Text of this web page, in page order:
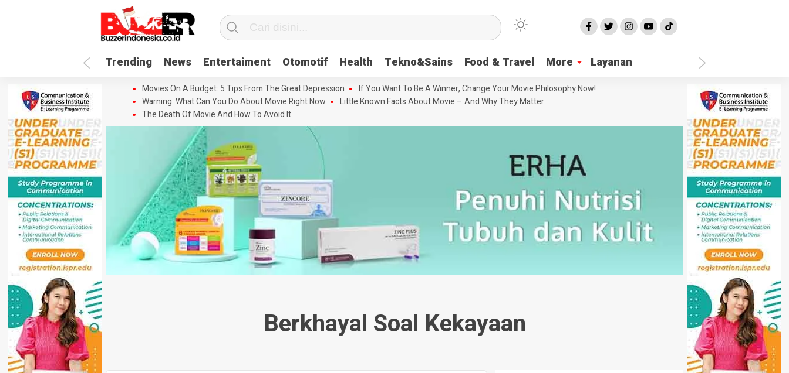
Trending News Entertaiment Otomotif Health Tekno&Sains Food & Travel More Layanan
Movies On A Budget: 5 Tips From The Great Depression
If You Want To Be A Winner, Change Your Movie Philosophy Now!
Warning: What Can You Do About Movie Right Now
Little Known Facts About Movie – And Why They Matter
The Death Of Movie And How To Avoid It
Berkhayal Soal Kekayaan